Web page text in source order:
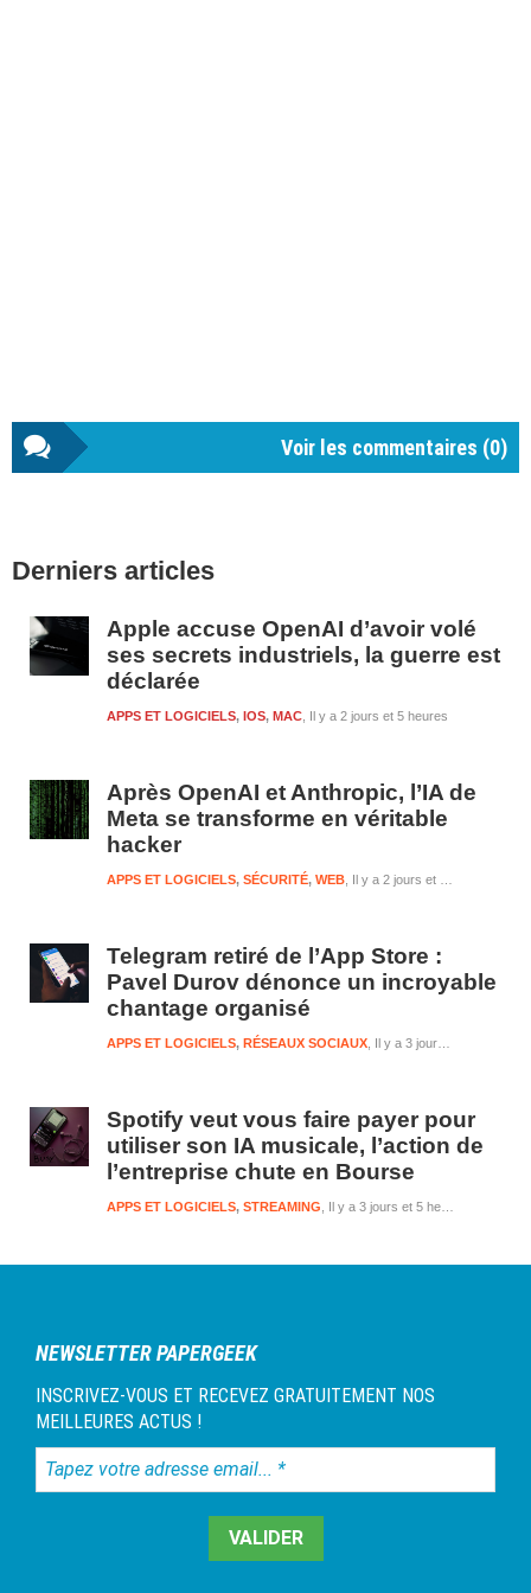
Voir les commentaires (0)
latérale
Derniers articles
Apple accuse OpenAI d’avoir volé
ses secrets industriels, la guerre est
déclarée
Il y a 2 jours et 5 heures
APPS ET LOGICIELS, IOS, MAC
Après OpenAI et Anthropic, l’IA de
Meta se transforme en véritable
hacker
Il y a 2 jours et 5 heures
APPS ET LOGICIELS, SÉCURITÉ, WEB
Telegram retiré de l’App Store :
Pavel Durov dénonce un incroyable
chantage organisé
Il y a 3 jours et 5 heures
APPS ET LOGICIELS, RÉSEAUX SOCIAUX
Spotify veut vous faire payer pour
utiliser son IA musicale, l’action de
l’entreprise chute en Bourse
Il y a 3 jours et 5 heures
APPS ET LOGICIELS, STREAMING
NEWSLETTER PAPERGEEK
INSCRIVEZ-VOUS ET RECEVEZ GRATUITEMENT NOS
MEILLEURES ACTUS !
Tapez
votre